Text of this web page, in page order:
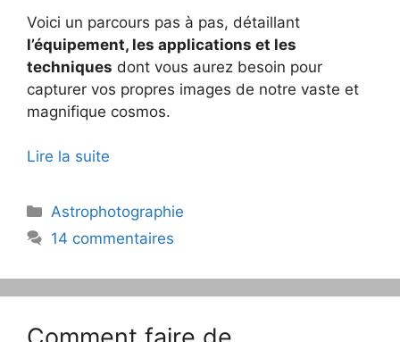
Voici un parcours pas à pas, détaillant
l’équipement, les applications et les
techniques dont vous aurez besoin pour
capturer vos propres images de notre vaste et
magnifique cosmos.
Lire la suite
Catégories
Astrophotographie
14 commentaires